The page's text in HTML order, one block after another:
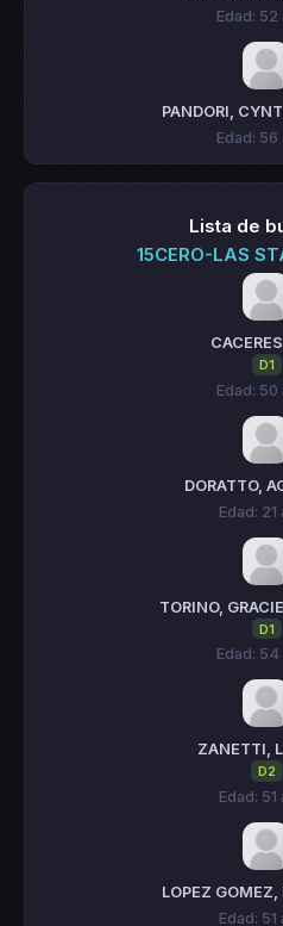
Edad: 52
PANDORI,
Edad: 56
Lista de
15CERO-LAS
D1
Edad: 50
DORATTO,
Edad: 21
TORINO,
D1
Edad: 54
ZANETTI,
D2
Edad: 51
LOPEZ
Edad: 51